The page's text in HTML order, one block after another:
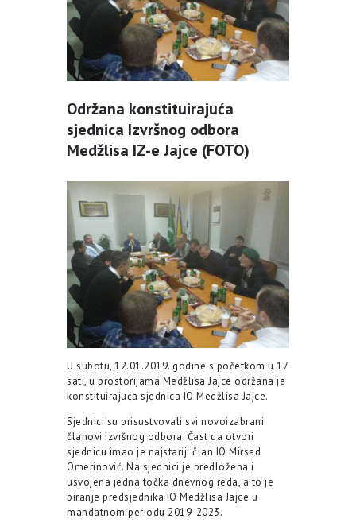
MULTIMEDIJA
KONTAKT
DONACIJE
Održana konstituirajuća
sjednica Izvršnog odbora
Medžlisa IZ-e Jajce (FOTO)
U subotu, 12.01.2019. godine s početkom u 17
sati, u prostorijama Medžlisa Jajce održana je
konstituirajuća sjednica IO Medžlisa Jajce.
Sjednici su prisustvovali svi novoizabrani
članovi Izvršnog odbora. Čast da otvori
sjednicu imao je najstariji član IO Mirsad
Omerinović. Na sjednici je predložena i
usvojena jedna točka dnevnog reda, a to je
biranje predsjednika IO Medžlisa Jajce u
mandatnom periodu 2019-2023.